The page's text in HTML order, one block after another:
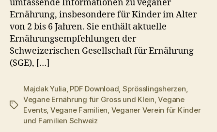
umfassende Informationen zu veganer
Ernährung, insbesondere für Kinder im Alter
von 2 bis 6 Jahren. Sie enthält aktuelle
Ernährungsempfehlungen der
Schweizerischen Gesellschaft für Ernährung
(SGE), […]
Schlagwörter
Majdak Yulia PDF Download Sprösslingsherzen
Vegane Ernährung für Gross und Klein ,Vegane
Events, Vegane Familien Veganer Verein für Kinder
und Familien Schweiz